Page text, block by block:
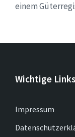
einem
Wichtige Links
Impressum